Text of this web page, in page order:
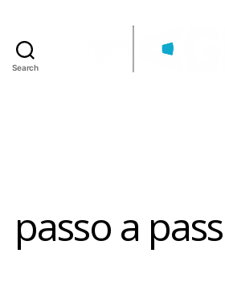
Search
passo a